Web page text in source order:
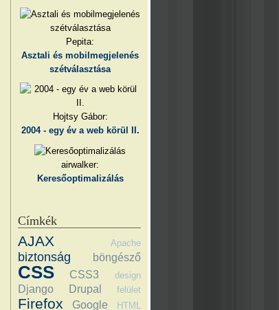
Pepita:
Asztali és mobilmegjelenés
szétválasztása
Hojtsy Gábor:
2004 - egy év a web körül II.
airwalker:
Keresőoptimalizálás
Címkék
AJAX Apache
biztonság böngésző
CSS CSS3 design
Django Drupal felület
Firefox Google HTML